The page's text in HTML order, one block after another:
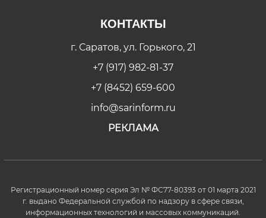
КОНТАКТЫ
г. Саратов, ул. Горького, 21
+7 (917) 982-81-37
+7 (8452) 659-600
info@sarinform.ru
РЕКЛАМА
Регистрационный номер серия Эл № ФС77-80393 от 01 марта 2021
г. выдано Федеральной службой по надзору в сфере связи,
информационных технологий и массовых коммуникаций.